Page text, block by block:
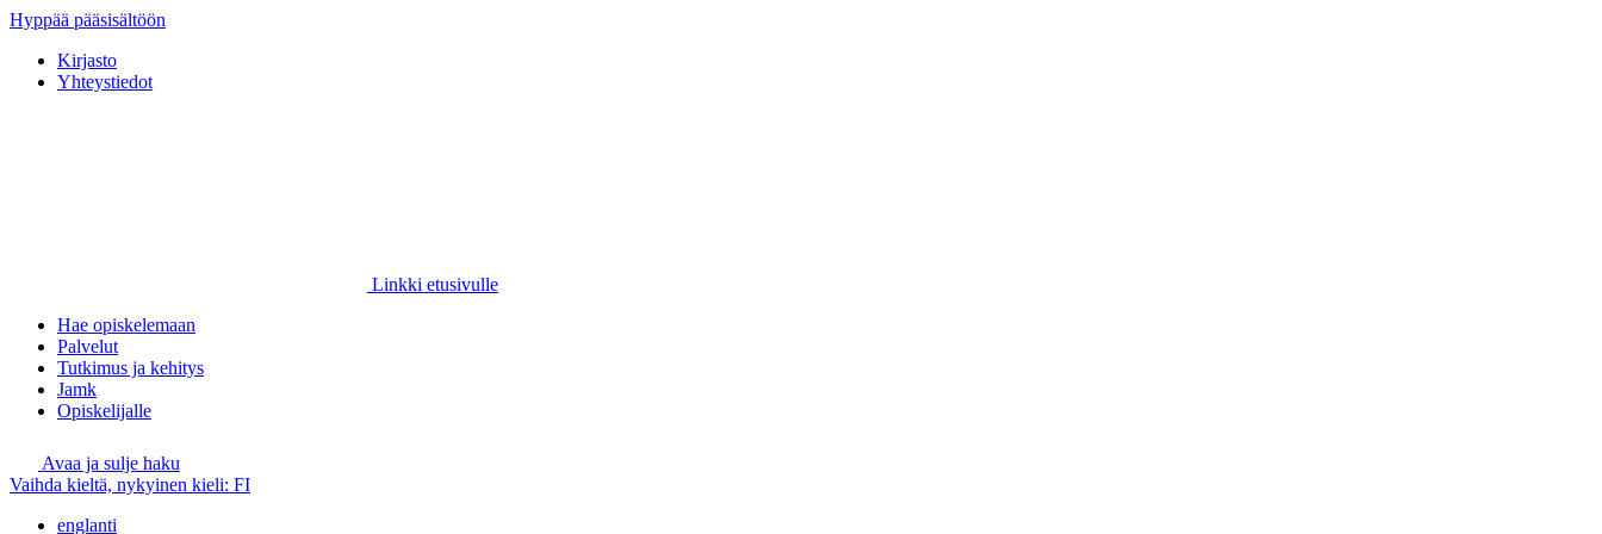
Hyppää pääsisältöön
Kirjasto
Yhteystiedot
Linkki etusivulle
Hae opiskelemaan
Palvelut
Tutkimus ja kehitys
Jamk
Opiskelijalle
Avaa ja sulje haku
Vaihda kieltä, nykyinen kieli: FI
englanti